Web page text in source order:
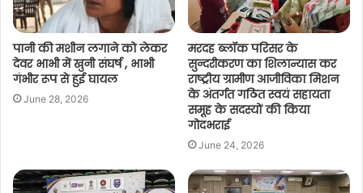
पानी की मशीन लगाने को लेकर
देवर भाभी में खुनी संघर्ष , भाभी
गंभीर रूप से हुई घायल
June 28, 2026
मरदह ब्लॉक परिसर के
सुन्दरीकरण का शिलान्यास कर
राष्ट्रीय ग्रामीण आजीविका मिशन
के अंतर्गत गठित स्वयं सहायता
समूह के सदस्यों की किया
गोदभराई
June 24, 2026